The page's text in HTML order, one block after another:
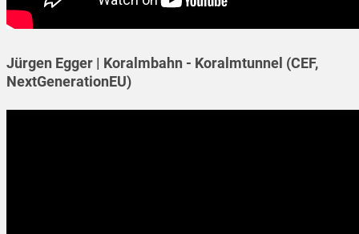
Jürgen Egger | Koralmbahn - Koralmtunnel (CEF,
NextGenerationEU)